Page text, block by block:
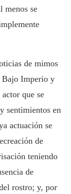
menos se
de mimos
Bajo Imperio y
actor que se
sentimientos en
actuación se
de
teniendo
de
rostro; y, por